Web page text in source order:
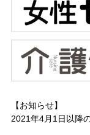
【お知らせ】
2021年4月1日以降